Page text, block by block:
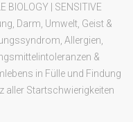
BIOLOGY | SENSITIVE
Darm, Umwelt, Geist &
Allergien,
&
in Fülle und Findung
aller Startschwierigkeiten